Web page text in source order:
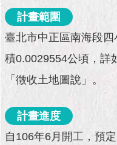
政
願
景
及
成
政
資
料
計畫範圍
臺北市中正區南海段
積0.0029554公頃，詳
「徵收土地圖說」。
計畫進度
自106年6月開工，預